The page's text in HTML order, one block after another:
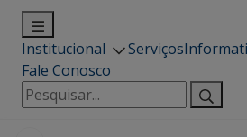
Institucional Serviços
Fale Conosco
Pesquisar
por: